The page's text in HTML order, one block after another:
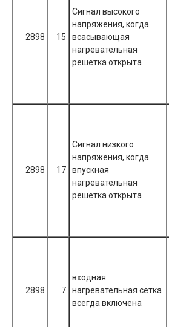
2898 15
Сигнал высокого
напряжения, когда
всасывающая
нагревательная
решетка открыта
2898 17
Сигнал низкого
напряжения, когда
впускная
нагревательная
решетка открыта
2898 7
входная
нагревательная сетка
всегда включена